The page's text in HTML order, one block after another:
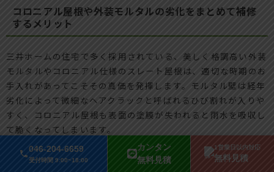
046-204-6659
受付時間 9:00~18:00
カンタン
無料見積
1営業日以内対応
無料見積
コロニアル屋根や外装モルタルの劣化をまとめて補修
するメリット
三井ホームの住宅で多く採用されている、美しく格調高い外装
モルタルやコロニアル仕様のスレート屋根は、適切な時期のお
手入れがあってこそその真価を発揮します。モルタル壁は経年
劣化によって微細なヘアクラックと呼ばれるひび割れが入りや
すく、コロニアル屋根も表面の塗膜が失われると雨水を吸収し
て脆くなってしまいます。
床下の防蟻処理だけを行っても、外壁のクラックから雨水が侵